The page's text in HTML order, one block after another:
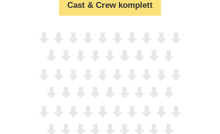
Cast & Crew komplett